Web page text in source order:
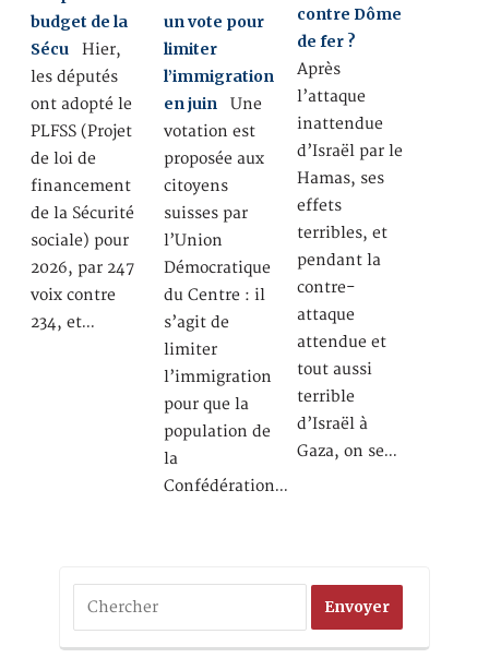
budget de la
Sécu Hier,
les députés
ont adopté le
PLFSS (Projet
de loi de
financement
de la Sécurité
sociale) pour
2026, par 247
voix contre
234, et…
un vote pour
limiter
l’immigration
en juin Une
votation est
proposée aux
citoyens
suisses par
l’Union
Démocratique
du Centre : il
s’agit de
limiter
l’immigration
pour que la
population de
la
Confédération…
contre Dôme
de fer ?
Après
l’attaque
inattendue
d’Israël par le
Hamas, ses
effets
terribles, et
pendant la
contre-
attaque
attendue et
tout aussi
terrible
d’Israël à
Gaza, on se…